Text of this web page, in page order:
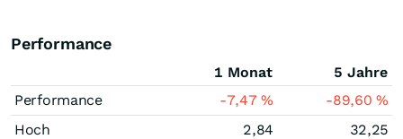
Performance
1 Monat
5 Jahre
Performance
-7,47% -89,60%
Hoch
2,84
32,25